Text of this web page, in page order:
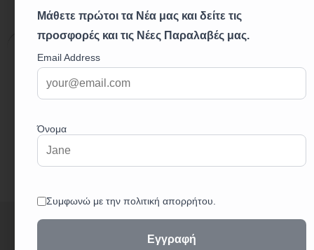
Επιπλέον πληροφορίες
Επιπλέον πληροφορίες
Βάρος 62,00 κ.
Διαστάσεις